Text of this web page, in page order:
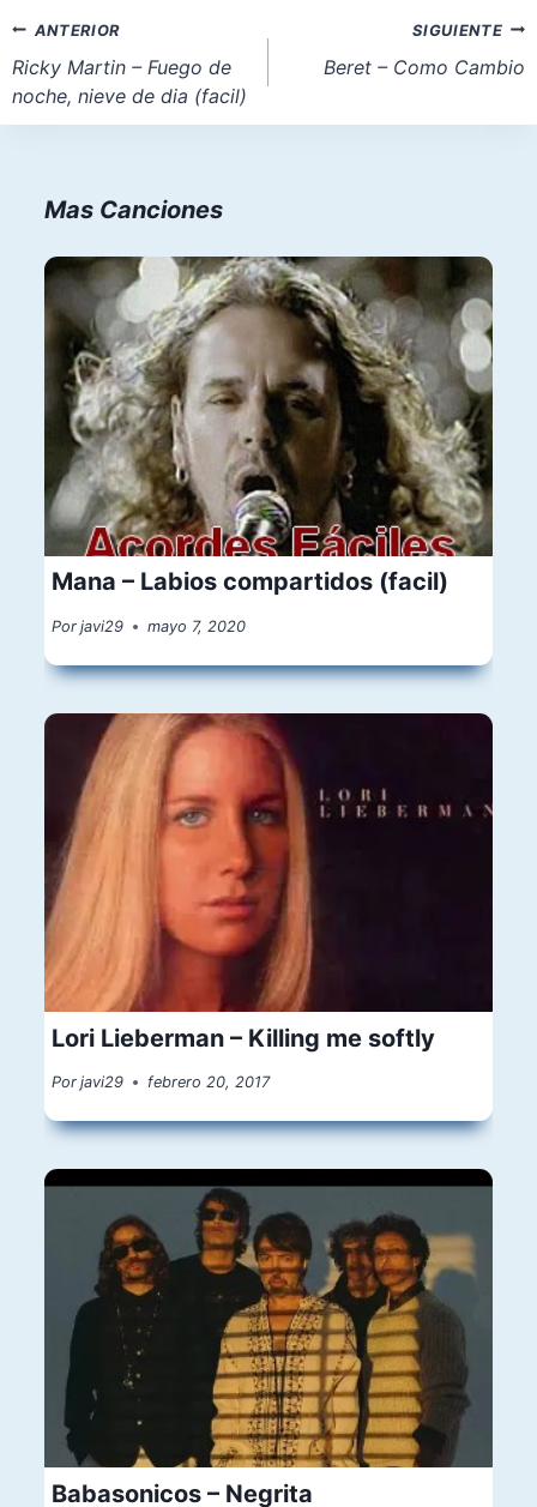
entrada:
Navegación
de
entradas
ANTERIOR
Ricky Martin – Fuego de
noche, nieve de dia (facil)
SIGUIENTE
Beret – Como Cambio
Mas Canciones
Mana – Labios compartidos (facil)
Por javi29 mayo 7, 2020
Lori Lieberman – Killing me softly
Por javi29 febrero 20, 2017
Babasonicos – Negrita